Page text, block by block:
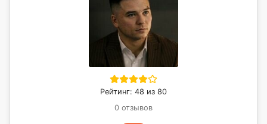
Рейтинг: 48 из 80
0 отзывов